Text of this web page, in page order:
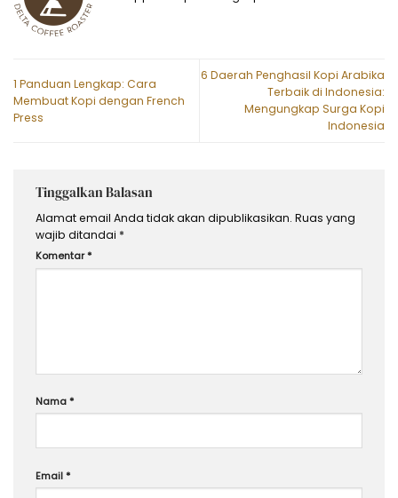
1 Panduan Lengkap: Cara
Membuat Kopi dengan French
Press
6 Daerah Penghasil Kopi Arabika
Terbaik di Indonesia:
Mengungkap Surga Kopi
Indonesia
Tinggalkan Balasan
Alamat email Anda tidak akan dipublikasikan. Ruas yang
wajib ditandai *
Komentar*
Nama*
Email*